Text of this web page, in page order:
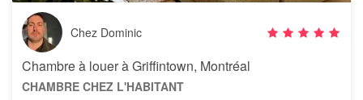
Chez Dominic
Chambre à louer à Griffintown, Montréal
CHAMBRE CHEZ L'HABITANT